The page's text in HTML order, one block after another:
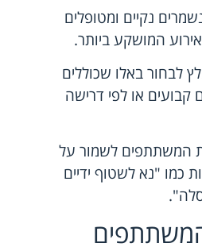
נקיים ומטופלים
המושקע ביותר.
לבחור באלו שכוללים
קבועים או לפי דרישה
המשתתפים לשמור על
כמו "נא לשטוף ידיים